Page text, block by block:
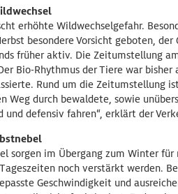
erhöhte Wildwechselgefahr.
besondere Vorsicht geboten,
früher aktiv. Die Zeitumstellung
Bio-Rhythmus der Tiere war
Rund um die Zeitumstellung
Weg durch bewaldete, sowie
und defensiv fahren“, erklärt der
sorgen im Übergang zum Winter
noch verstärkt werden.
Geschwindigkeit und